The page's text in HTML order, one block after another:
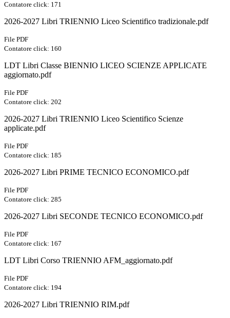
Contatore click: 171
2026-2027 Libri TRIENNIO Liceo Scientifico tradizionale.pdf
File PDF
Contatore click: 160
LDT Libri Classe BIENNIO LICEO SCIENZE APPLICATE
aggiornato.pdf
File PDF
Contatore click: 202
2026-2027 Libri TRIENNIO Liceo Scientifico Scienze
applicate.pdf
File PDF
Contatore click: 185
2026-2027 Libri PRIME TECNICO ECONOMICO.pdf
File PDF
Contatore click: 285
2026-2027 Libri SECONDE TECNICO ECONOMICO.pdf
File PDF
Contatore click: 167
LDT Libri Corso TRIENNIO AFM_aggiornato.pdf
File PDF
Contatore click: 194
2026-2027 Libri TRIENNIO RIM.pdf